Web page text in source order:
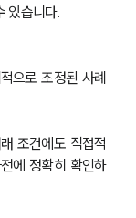
있습니다.
으로 조정된 사례
조건에도 직접적
에 정확히 확인하